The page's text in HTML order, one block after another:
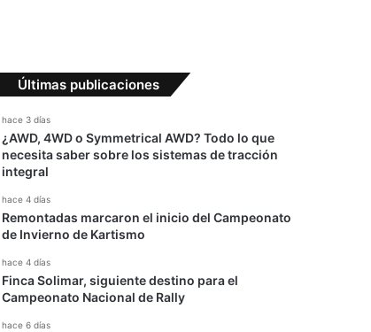
Últimas publicaciones
hace 3 días
¿AWD, 4WD o Symmetrical AWD? Todo lo que
necesita saber sobre los sistemas de tracción
integral
hace 4 días
Remontadas marcaron el inicio del Campeonato
de Invierno de Kartismo
hace 4 días
Finca Solimar, siguiente destino para el
Campeonato Nacional de Rally
hace 6 días